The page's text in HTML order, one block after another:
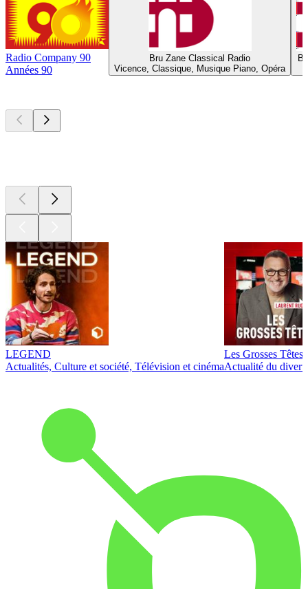
Radio Company 90
Années 90
Bru Zane Classical Radio
Vicence, Classique, Musique Piano, Opéra
LEGEND
Actualités, Culture et société, Télévision et cinéma
Les Grosses Têtes
Actualité du